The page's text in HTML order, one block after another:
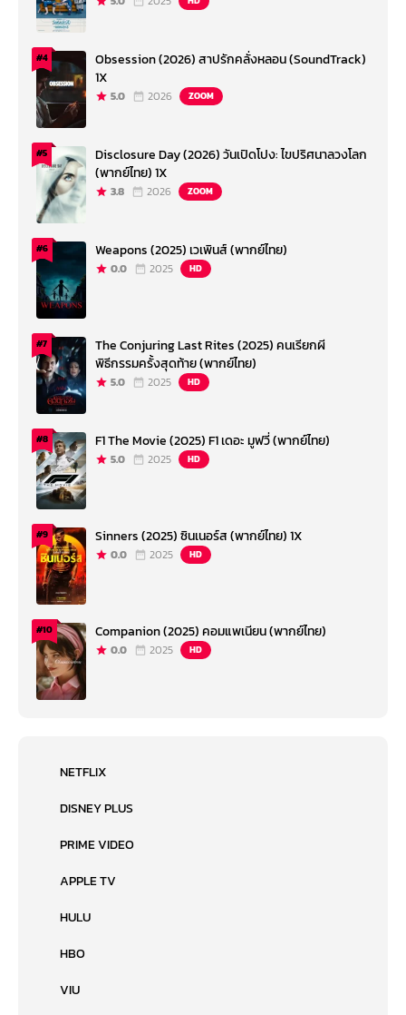
#4
Obsession (2026) สาปรักคลั่งหลอน (SoundTrack)
1X
5.0 2026 ZOOM
#5
Disclosure Day (2026) วันเปิดโปง: ไขปริศนาลวงโลก
(พากย์ไทย) 1X
3.8 2026 ZOOM
#6 Weapons (2025) เวเพินส์ (พากย์ไทย)
0.0 2025 HD
#7
The Conjuring Last Rites (2025) คนเรียกผี
พิธีกรรมครั้งสุดท้าย (พากย์ไทย)
5.0 2025 HD
#8 F1 The Movie (2025) F1 เดอะ มูฟวี่ (พากย์ไทย)
5.0 2025 HD
#9 Sinners (2025) ซินเนอร์ส (พากย์ไทย) 1X
0.0 2025 HD
#10 Companion (2025) คอมแพเนียน (พากย์ไทย)
0.0 2025 HD
NETFLIX
DISNEY PLUS
PRIME VIDEO
APPLE TV
HULU
HBO
VIU